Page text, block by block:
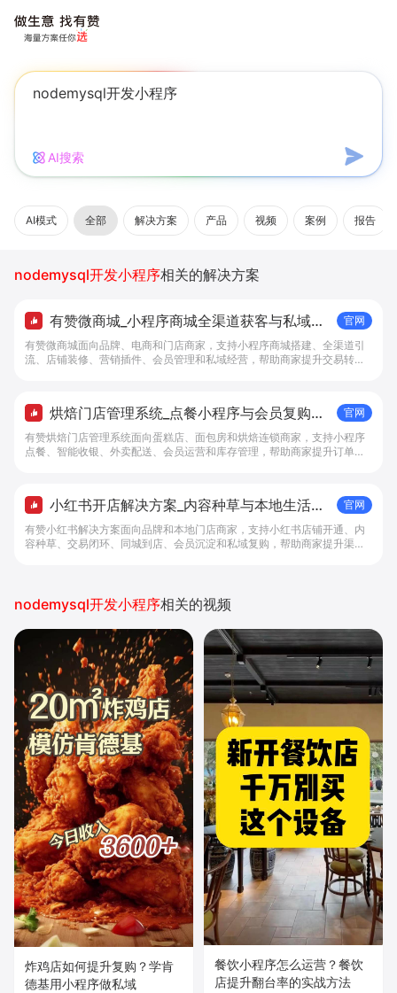
AI搜索
AI模式 全部 解决方案 产品 视频 案例 报告
nodemysql开发小程序相关的解决方案
有赞微商城_小程序商城全渠道获客与私域复
购工具 - 做生意, 找有赞
官网
有赞微商城面向品牌、电商和门店商家，支持小程序商城搭建、全渠道引
流、店铺装修、营销插件、会员管理和私域经营，帮助商家提升交易转化
烘焙门店管理系统_点餐小程序与会员复购工
具 - 做生意, 找有赞
官网
有赞烘焙门店管理系统面向蛋糕店、面包房和烘焙连锁商家，支持小程序
点餐、智能收银、外卖配送、会员运营和库存管理，帮助商家提升订单转
小红书开店解决方案_内容种草与本地生活转
化工具 - 做生意, 找有赞
官网
有赞小红书解决方案面向品牌和本地门店商家，支持小红书店铺开通、内
容种草、交易闭环、同城到店、会员沉淀和私域复购，帮助商家提升渠道
nodemysql开发小程序相关的视频
炸鸡店如何提升复购？学肯
德基用小程序做私域
餐饮小程序怎么运营？餐饮
店提升翻台率的实战方法